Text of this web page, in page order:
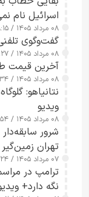
اسرائیل نام
۰۸ مرداد ۱۴۰۵ / ۱۸:۱۵
گفت‌وگوی
۰۸ مرداد ۱۴۰۵ / ۱۳:۲۷
آخرین قیمت طلا،
۰۸ مرداد ۱۴۰۵ / ۱۱:۳۴
نتانیاهو:
ویدیو
۰۸ مرداد ۱۴۰۵ / ۱۰:۵۴
شرور
تهران
۰۷ مرداد ۱۴۰۵ / ۱۷:۲۴
ترامپ در
نگه دارد+